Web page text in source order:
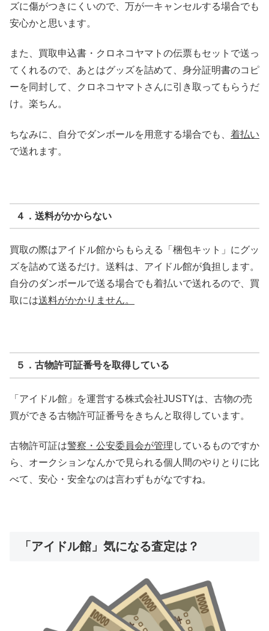
ズに傷がつきにくいので、万が一キャンセルする場合でも
安心かと思います。
また、買取申込書・クロネコヤマトの伝票もセットで送っ
てくれるので、あとはグッズを詰めて、身分証明書のコピ
ーを同封して、クロネコヤマトさんに引き取ってもらうだ
け。楽ちん。
ちなみに、自分でダンボールを用意する場合でも、 着払い
で送れます。
４．送料がかからない
買取の際はアイドル館からもらえる「梱包キット」にグッ
ズを詰めて送るだけ。送料は、アイドル館が負担します。
自分のダンボールで送る場合でも着払いで送れるので、買
取には送料がかかりません。
５．古物許可証番号を取得している
「アイドル館」を運営する株式会社JUSTYは、古物の売
買ができる古物許可証番号をきちんと取得しています。
古物許可証は警察・公安委員会が管理 しているものですか
ら、オークションなんかで見られる個人間のやりとりに比
べて、安心・安全なのは言わずもがなですね。
「アイドル館」気になる査定は？